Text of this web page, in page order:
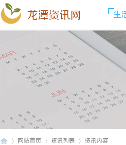
龙潭资讯网 生
网站首页 资讯列表 资讯内容